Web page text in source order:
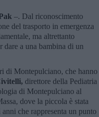
–. Dal riconoscimento
del trasporto in emergenza
ma altrettanto
dare a una bambina di un
di Montepulciano, che hanno
direttore della Pediatria
di Montepulciano al
dove la piccola è stata
che rappresenta un punto